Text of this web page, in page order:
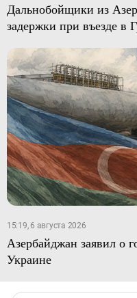
Дальнобойщики из
задержки при въезде в
15:19, 6 августа 2026
Азербайджан заявил о
Украине